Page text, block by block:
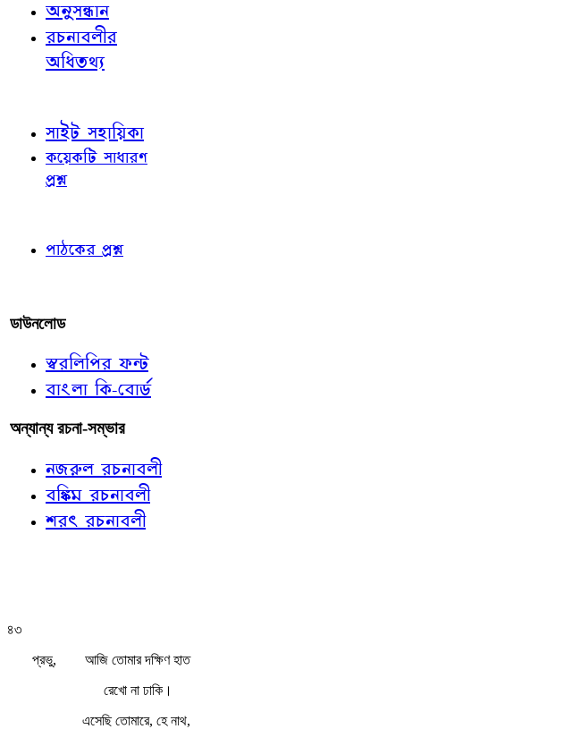
অনুসন্ধান
রচনাবলীর
অধিতথ্য
সাইট সহায়িকা
কয়েকটি সাধারণ
প্রশ্ন
পাঠকের প্রশ্ন
ডাউনলোড
স্বরলিপির ফন্ট
বাংলা কি-বোর্ড
অন্যান্য রচনা-সম্ভার
নজরুল রচনাবলী
বঙ্কিম রচনাবলী
শরৎ রচনাবলী
৪৩
প্রভু,
আজি তোমার দক্ষিণ হাত
রেখো না ঢাকি।
এসেছি তোমারে, হে নাথ,